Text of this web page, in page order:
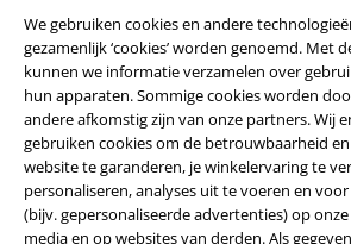
We gebruiken cookies en andere
gezamenlijk ‘cookies’ worden genoemd. Met
kunnen we informatie verzamelen over
hun apparaten. Sommige cookies worden
andere afkomstig zijn van onze partners. Wij
gebruiken cookies om de betrouwbaarheid
website te garanderen, je winkelervaring te
personaliseren, analyses uit te voeren en
(bijv. gepersonaliseerde advertenties) op
media en op websites van derden. Als
large app
Download gratis de nieuwe large app en
functies en voordelen!